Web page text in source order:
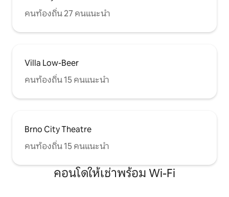
คนท้องถิ่น 27 คนแนะนำ
Villa Low-Beer
คนท้องถิ่น 15 คนแนะนำ
Brno City Theatre
คนท้องถิ่น 15 คนแนะนำ
คอนโดให้เช่าพร้อม Wi-Fi